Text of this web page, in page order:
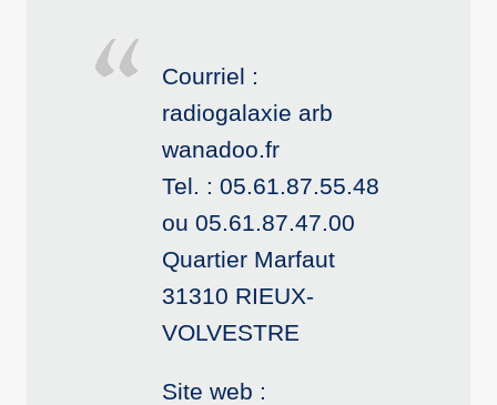
Courriel :
radiogalaxie arb
wanadoo.fr
Tel. : 05.61.87.55.48
ou 05.61.87.47.00
Quartier Marfaut
31310 RIEUX-
VOLVESTRE
Site web :